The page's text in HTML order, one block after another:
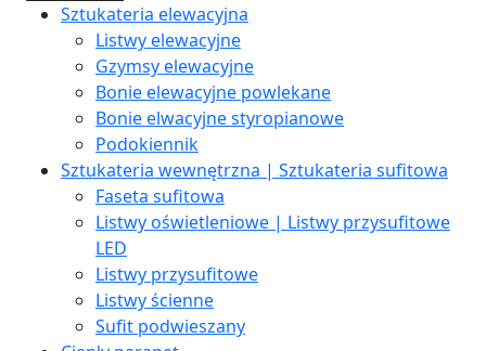
Sztukateria elewacyjna
Listwy elewacyjne
Gzymsy elewacyjne
Bonie elewacyjne powlekane
Bonie elwacyjne styropianowe
Podokiennik
Sztukateria wewnętrzna | Sztukateria sufitowa
Faseta sufitowa
Listwy oświetleniowe | Listwy przysufitowe
LED
Listwy przysufitowe
Listwy ścienne
Sufit podwieszany